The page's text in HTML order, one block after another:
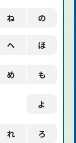
ね の
へ ほ
め も
よ
れ ろ